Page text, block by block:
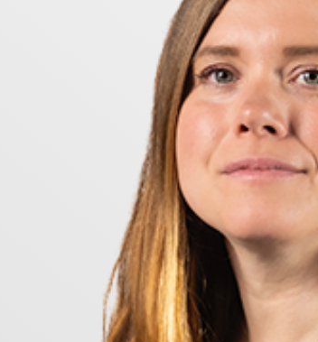
hall samt ett sovrum, båda med
som även går och köra som AC
med ytor för odling. På tomten finns
brunn och fiber, vilket ger både
läge men med cykelavstånd till
perfekt som permanentbostad eller som